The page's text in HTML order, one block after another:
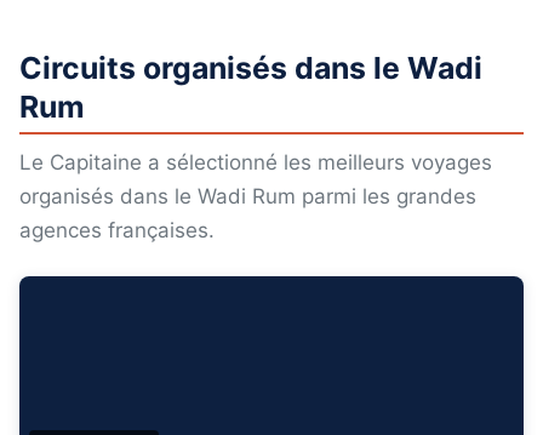
Circuits organisés dans le Wadi
Rum
Le Capitaine a sélectionné les meilleurs voyages
organisés dans le Wadi Rum parmi les grandes
agences françaises.